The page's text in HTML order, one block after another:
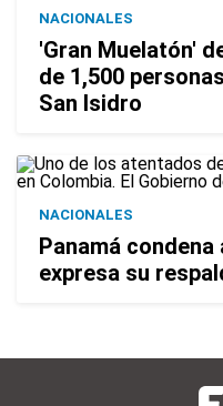
NACIONALES
'Gran Muelatón'
de 1,500
San Isidro
NACIONALES
Panamá
expresa su